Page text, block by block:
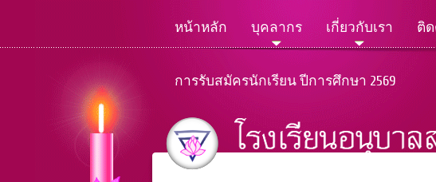
หน้าหลัก บุคลากร เกี่ยวกับเรา ติ
การรับสมัครนักเรียน ปีการศึกษา 2569